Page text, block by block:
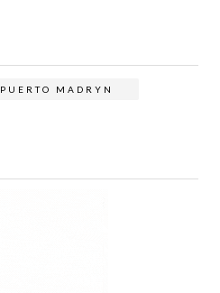
PUERTO MADRYN